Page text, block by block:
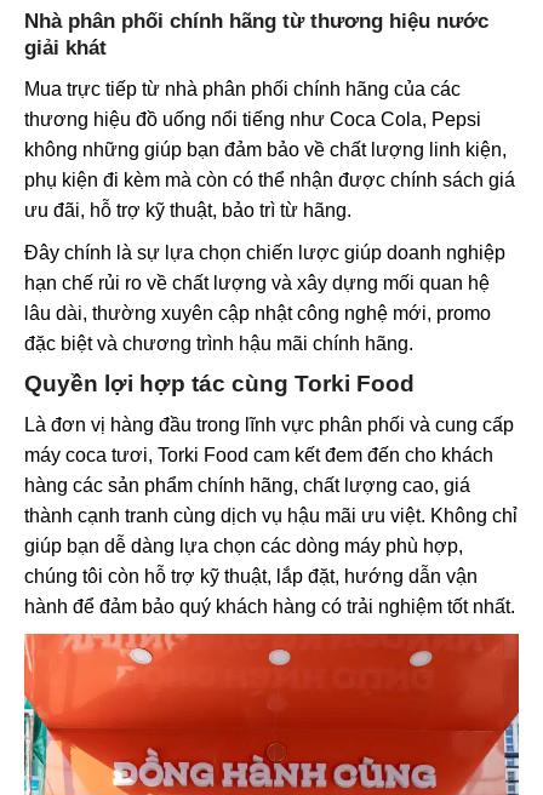
Nhà phân phối chính hãng từ thương hiệu nước
giải khát
Mua trực tiếp từ nhà phân phối chính hãng của các
thương hiệu đồ uống nổi tiếng như Coca Cola, Pepsi
không những giúp bạn đảm bảo về chất lượng linh kiện,
phụ kiện đi kèm mà còn có thể nhận được chính sách giá
ưu đãi, hỗ trợ kỹ thuật, bảo trì từ hãng.
Đây chính là sự lựa chọn chiến lược giúp doanh nghiệp
hạn chế rủi ro về chất lượng và xây dựng mối quan hệ
lâu dài, thường xuyên cập nhật công nghệ mới, promo
đặc biệt và chương trình hậu mãi chính hãng.
Quyền lợi hợp tác cùng Torki Food
Là đơn vị hàng đầu trong lĩnh vực phân phối và cung cấp
máy coca tươi, Torki Food cam kết đem đến cho khách
hàng các sản phẩm chính hãng, chất lượng cao, giá
thành cạnh tranh cùng dịch vụ hậu mãi ưu việt. Không chỉ
giúp bạn dễ dàng lựa chọn các dòng máy phù hợp,
chúng tôi còn hỗ trợ kỹ thuật, lắp đặt, hướng dẫn vận
hành để đảm bảo quý khách hàng có trải nghiệm tốt nhất.